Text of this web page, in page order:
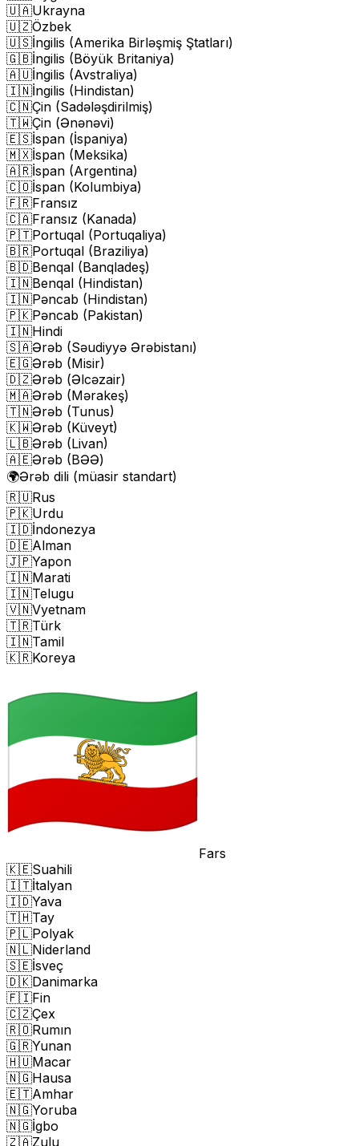
🇺🇦Ukrayna
🇺🇿Özbek
🇺🇸İngilis (Amerika Birləşmiş Ştatları)
🇬🇧İngilis (Böyük Britaniya)
🇦🇺İngilis (Avstraliya)
🇮🇳İngilis (Hindistan)
🇨🇳Çin (Sadələşdirilmiş)
🇹🇼Çin (Ənənəvi)
🇪🇸İspan (İspaniya)
🇲🇽İspan (Meksika)
🇦🇷İspan (Argentina)
🇨🇴İspan (Kolumbiya)
🇫🇷Fransız
🇨🇦Fransız (Kanada)
🇵🇹Portuqal (Portuqaliya)
🇧🇷Portuqal (Braziliya)
🇧🇩Benqal (Banqladeş)
🇮🇳Benqal (Hindistan)
🇮🇳Pəncab (Hindistan)
🇵🇰Pəncab (Pakistan)
🇮🇳Hindi
🇸🇦Ərəb (Səudiyyə Ərəbistanı)
🇪🇬Ərəb (Misir)
🇩🇿Ərəb (Əlcəzair)
🇲🇦Ərəb (Mərakeş)
🇹🇳Ərəb (Tunus)
🇰🇼Ərəb (Küveyt)
🇱🇧Ərəb (Livan)
🇦🇪Ərəb (BƏƏ)
🌍Ərəb dili (müasir standart)
🇷🇺Rus
🇵🇰Urdu
🇮🇩İndonezya
🇩🇪Alman
🇯🇵Yapon
🇮🇳Marati
🇮🇳Telugu
🇻🇳Vyetnam
🇹🇷Türk
🇮🇳Tamil
🇰🇷Koreya
Fars
🇰🇪Suahili
🇮🇹İtalyan
🇮🇩Yava
🇹🇭Tay
🇵🇱Polyak
🇳🇱Niderland
🇸🇪İsveç
🇩🇰Danimarka
🇫🇮Fin
🇨🇿Çex
🇷🇴Rumın
🇬🇷Yunan
🇭🇺Macar
🇳🇬Hausa
🇪🇹Amhar
🇳🇬Yoruba
🇳🇬İgbo
🇿🇦Zulu